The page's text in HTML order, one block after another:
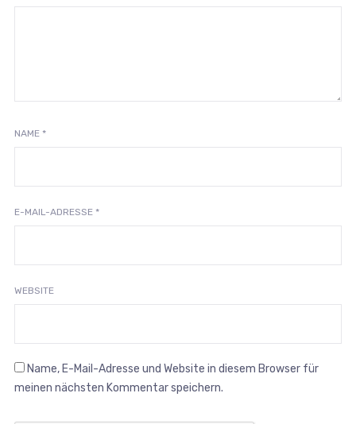
NAME *
E-MAIL-ADRESSE *
WEBSITE
Name, E-Mail-Adresse und Website in diesem Browser für
meinen nächsten Kommentar speichern.